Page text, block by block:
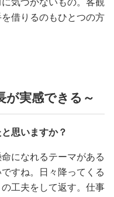
気づかないもの。客観
借りるのもひとつの方
が実感できる～
思いますか？
になれるテーマがある
すね。日々降ってくる
工夫をして返す。仕事